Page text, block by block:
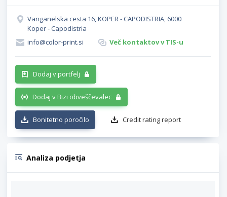
Vanganelska cesta 16, KOPER - CAPODISTRIA, 6000
Koper - Capodistria
info@color-print.si
Več kontaktov v TIS-u
Dodaj v portfelj
Dodaj v Bizi obveščevalec
Bonitetno poročilo Credit rating report
Analiza podjetja